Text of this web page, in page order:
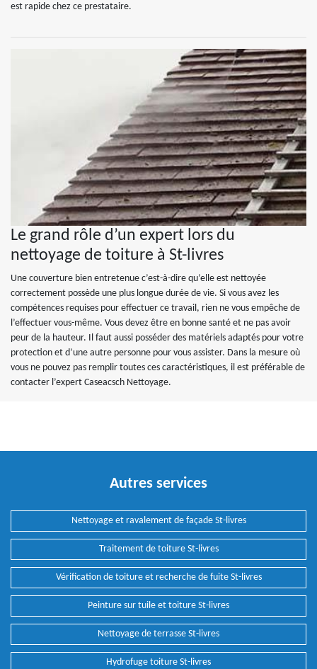
est rapide chez ce prestataire.
Le grand rôle d’un expert lors du
nettoyage de toiture à St-livres
Une couverture bien entretenue c’est-à-dire qu’elle est nettoyée
correctement possède une plus longue durée de vie. Si vous avez les
compétences requises pour effectuer ce travail, rien ne vous empêche de
l’effectuer vous-même. Vous devez être en bonne santé et ne pas avoir
peur de la hauteur. Il faut aussi posséder des matériels adaptés pour votre
protection et d’une autre personne pour vous assister. Dans la mesure où
vous ne pouvez pas remplir toutes ces caractéristiques, il est préférable de
contacter l’expert Caseacsch Nettoyage.
Autres services
Nettoyage et ravalement de façade St-livres
Traitement de toiture St-livres
Vérification de toiture et recherche de fuite St-livres
Peinture sur tuile et toiture St-livres
Nettoyage de terrasse St-livres
Hydrofuge toiture St-livres